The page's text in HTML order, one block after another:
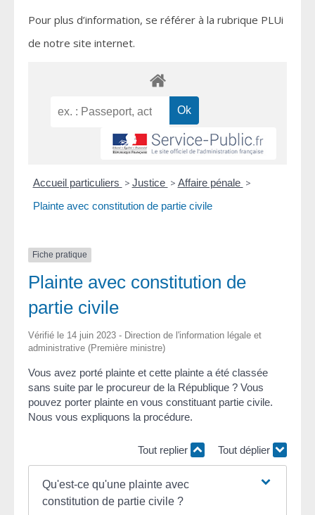
Pour plus d’information, se référer à la rubrique PLUi
de notre site internet.
Accueil particuliers > Justice > Affaire pénale >
Plainte avec constitution de partie civile
Fiche pratique
Plainte avec constitution de
partie civile
Vérifié le 14 juin 2023 - Direction de l'information légale et
administrative (Première ministre)
Vous avez porté plainte et cette plainte a été classée
sans suite par le procureur de la République ? Vous
pouvez porter plainte en vous constituant partie civile.
Nous vous expliquons la procédure.
Tout replier Tout déplier
Qu'est-ce qu'une plainte avec
constitution de partie civile ?